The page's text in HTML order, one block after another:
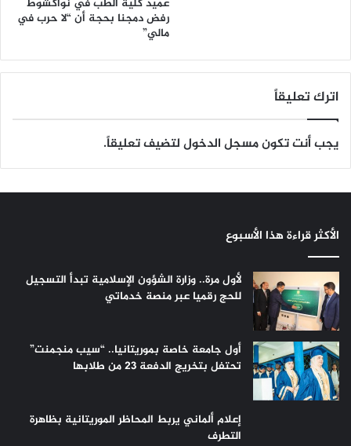
رفض دمجنا بحجة أن “لا حرب في
مالي”
اترك تعليقاً
يجب أنت تكونمسجل الدخوللتضيف تعليقاً.
الأكثر قراءة هذا الأسبوع
لأول مرة.. وزارة الشؤون الإسلامية تبدأ التسجيل
للحج رقميا عبر منصة خدماتي
أول جامعة خاصة بموريتانيا.. “سيب منجمنت”
تحتفل بتخريج الدفعة 23 من طلابها
إعلام ألماني يربط المحاظر الموريتانية بظاهرة
التطرف